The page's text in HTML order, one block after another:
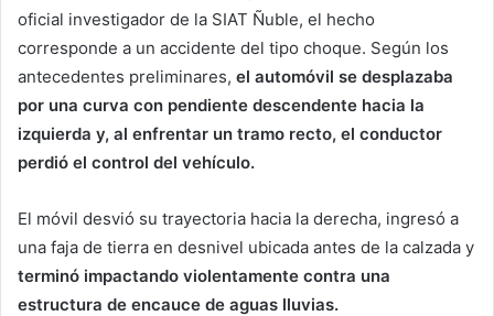
oficial investigador de la SIAT Ñuble, el hecho
corresponde a un accidente del tipo choque. Según los
antecedentes preliminares, el automóvil se desplazaba
por una curva con pendiente descendente hacia la
izquierda y, al enfrentar un tramo recto, el conductor
perdió el control del vehículo.
El móvil desvió su trayectoria hacia la derecha, ingresó a
una faja de tierra en desnivel ubicada antes de la calzada y
terminó impactando violentamente contra una
estructura de encauce de aguas lluvias.